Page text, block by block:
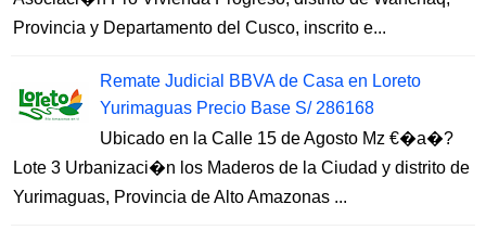
Provincia y Departamento del Cusco, inscrito e...
Remate Judicial BBVA de Casa en Loreto
Yurimaguas Precio Base S/ 286168
Ubicado en la Calle 15 de Agosto Mz €�a�?
Lote 3 Urbanizaci�n los Maderos de la Ciudad y distrito de
Yurimaguas, Provincia de Alto Amazonas ...